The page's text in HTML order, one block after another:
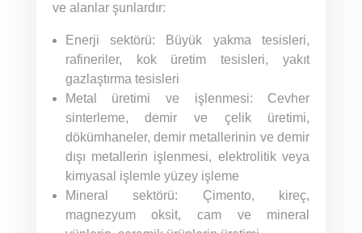
ve alanlar şunlardır:
Enerji sektörü: Büyük yakma tesisleri,
rafineriler, kok üretim tesisleri, yakıt
gazlaştırma tesisleri
Metal üretimi ve işlenmesi: Cevher
sinterleme, demir ve çelik üretimi,
dökümhaneler, demir metallerinin ve demir
dışı metallerin işlenmesi, elektrolitik veya
kimyasal işlemle yüzey işleme
Mineral sektörü: Çimento, kireç,
magnezyum oksit, cam ve mineral